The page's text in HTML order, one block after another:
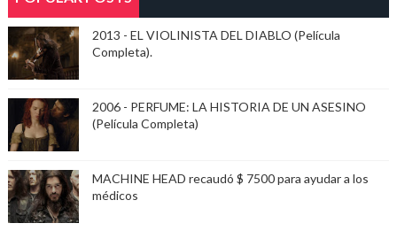
2013 - EL VIOLINISTA DEL DIABLO (Película
Completa).
2006 - PERFUME: LA HISTORIA DE UN ASESINO
(Película Completa)
MACHINE HEAD recaudó $ 7500 para ayudar a los
médicos